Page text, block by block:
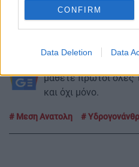
CONFIRM
Data Deletion Data
«ένοχο» όπως λένε
μάθετε πρώτοι όλες
και όχι μόνο.
Μεση Ανατολη